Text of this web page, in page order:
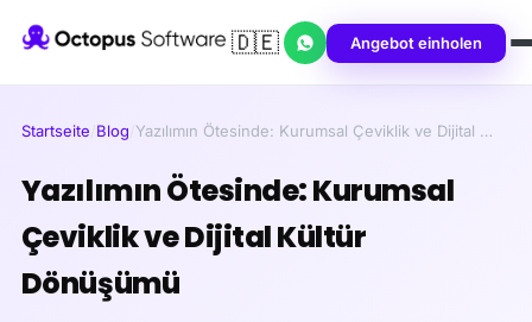
🇩🇪 Angebot einholen
Startseite/Blog/Yazılımın Ötesinde: Kurumsal Çeviklik ve Dijital …
Yazılımın Ötesinde: Kurumsal
Çeviklik ve Dijital Kültür
Dönüşümü